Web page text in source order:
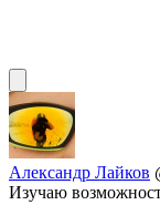
Александр Лайков
Изучаю